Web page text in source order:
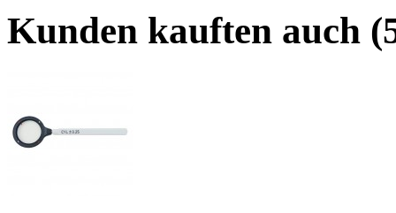
Kunden kauften auch